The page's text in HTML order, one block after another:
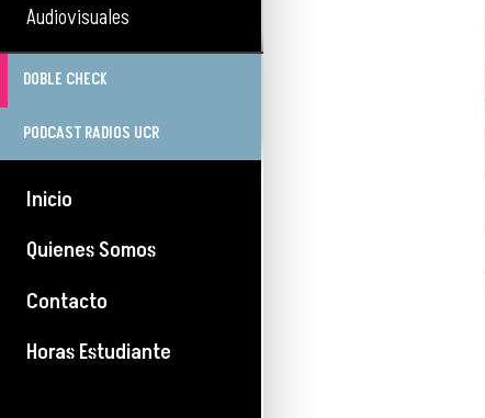
Audiovisuales
DOBLE CHECK
PODCAST RADIOS UCR
Inicio
Quienes Somos
Contacto
Horas Estudiante